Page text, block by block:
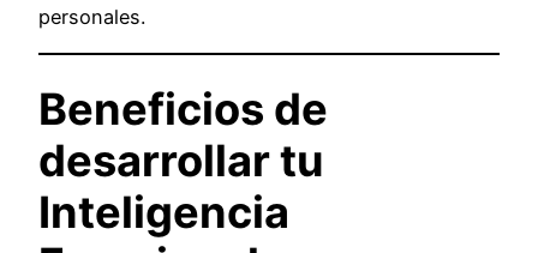
personales.
Beneficios de
desarrollar tu
Inteligencia